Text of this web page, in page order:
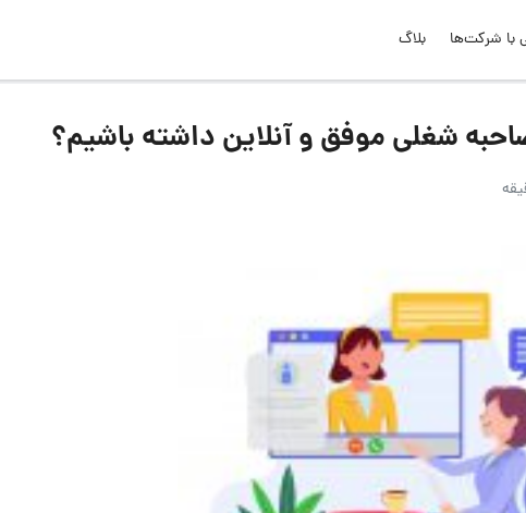
با شرکت‌ها بلاگ
شغلی موفق و آنلاین داشته باشیم؟